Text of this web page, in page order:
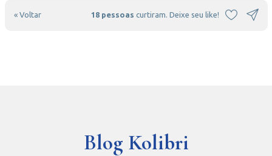
« Voltar 18 pessoas curtiram. Deixe seu like!
Blog Kolibri